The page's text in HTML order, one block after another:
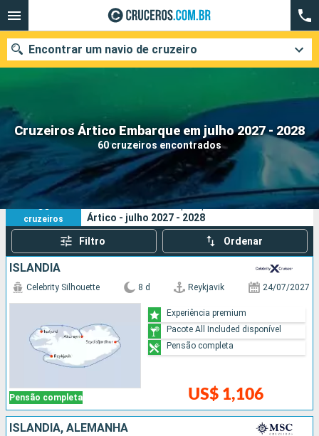
Cruzeiros Ártico Embarque em julho 2027 - 2028
60 cruzeiros encontrados
Encontrar um navio de cruzeiro
Quando ir?
Data de partida
Cidades Companhias
Pesquisar
60
cruzeiros
Os seus critérios de pesquisa:
Ártico - julho 2027 - 2028
Filtro Ordenar
ISLÂNDIA
Pensão completa
Celebrity Silhouette 8 d Reykjavik 24/07/2027
US$ 1,106
Experiência premium
Pacote All Included disponível
Pensão completa
ISLÂNDIA, ALEMANHA